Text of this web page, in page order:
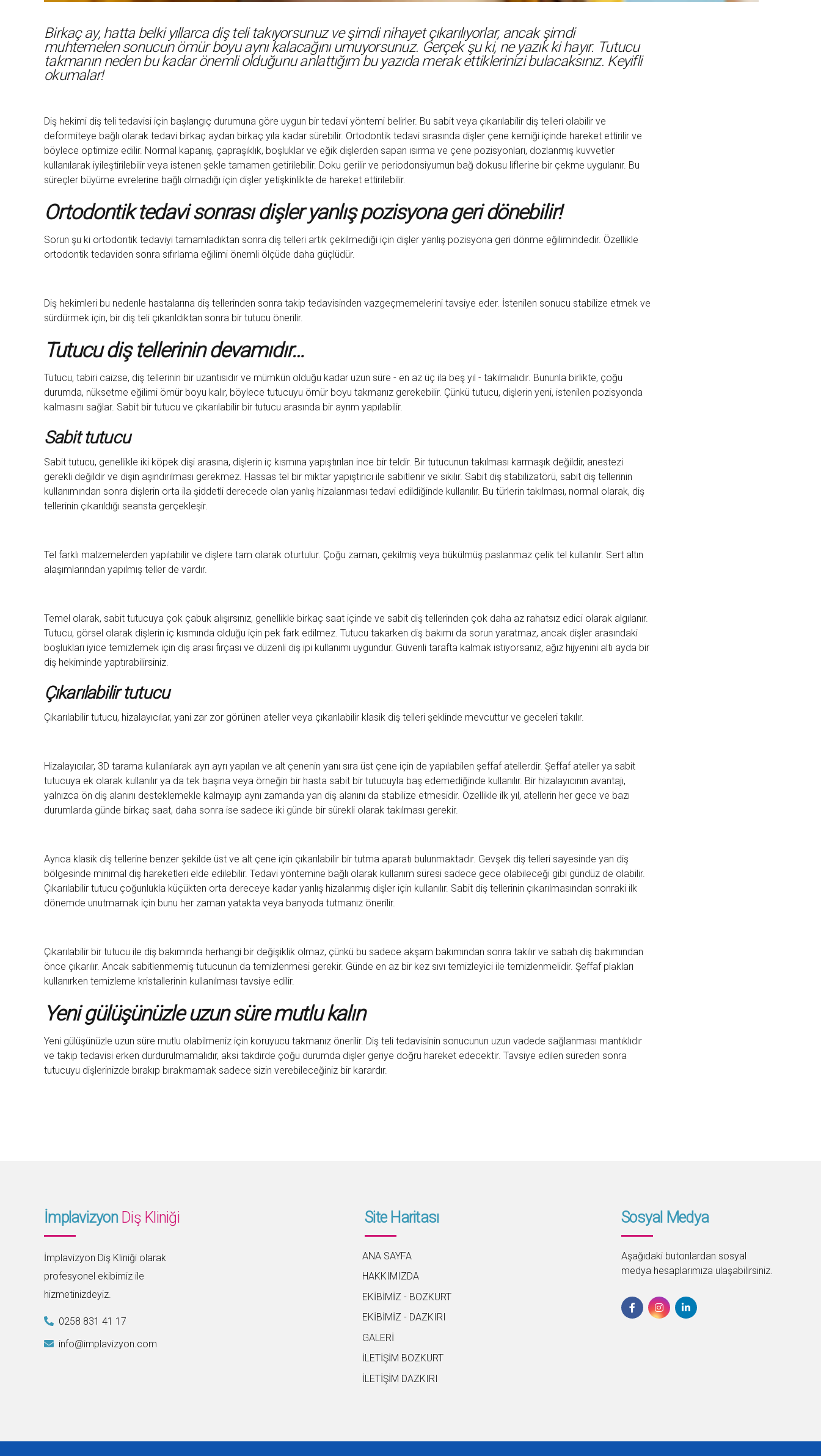
Birkaç ay, hatta belki yıllarca diş teli takıyorsunuz ve şimdi nihayet çıkarılıyorlar, ancak şimdi
muhtemelen sonucun ömür boyu aynı kalacağını umuyorsunuz. Gerçek şu ki, ne yazık ki hayır. Tutucu
takmanın neden bu kadar önemli olduğunu anlattığım bu yazıda merak ettiklerinizi bulacaksınız. Keyifli
okumalar!
Diş hekimi diş teli tedavisi için başlangıç ​​durumuna göre uygun bir tedavi yöntemi belirler. Bu sabit veya çıkarılabilir diş telleri olabilir ve
deformiteye bağlı olarak tedavi birkaç aydan birkaç yıla kadar sürebilir. Ortodontik tedavi sırasında dişler çene kemiği içinde hareket ettirilir ve
böylece optimize edilir. Normal kapanış, çapraşıklık, boşluklar ve eğik dişlerden sapan ısırma ve çene pozisyonları, dozlanmış kuvvetler
kullanılarak iyileştirilebilir veya istenen şekle tamamen getirilebilir. Doku gerilir ve periodonsiyumun bağ dokusu liflerine bir çekme uygulanır. Bu
süreçler büyüme evrelerine bağlı olmadığı için dişler yetişkinlikte de hareket ettirilebilir.
Ortodontik tedavi sonrası dişler yanlış pozisyona geri dönebilir!
Sorun şu ki ortodontik tedaviyi tamamladıktan sonra diş telleri artık çekilmediği için dişler yanlış pozisyona geri dönme eğilimindedir. Özellikle
ortodontik tedaviden sonra sıfırlama eğilimi önemli ölçüde daha güçlüdür.
Diş hekimleri bu nedenle hastalarına diş tellerinden sonra takip tedavisinden vazgeçmemelerini tavsiye eder. İstenilen sonucu stabilize etmek ve
sürdürmek için, bir diş teli çıkarıldıktan sonra bir tutucu önerilir.
Tutucu diş tellerinin devamıdır…
Tutucu, tabiri caizse, diş tellerinin bir uzantısıdır ve mümkün olduğu kadar uzun süre - en az üç ila beş yıl - takılmalıdır. Bununla birlikte, çoğu
durumda, nüksetme eğilimi ömür boyu kalır, böylece tutucuyu ömür boyu takmanız gerekebilir. Çünkü tutucu, dişlerin yeni, istenilen pozisyonda
kalmasını sağlar. Sabit bir tutucu ve çıkarılabilir bir tutucu arasında bir ayrım yapılabilir.
Sabit tutucu
Sabit tutucu, genellikle iki köpek dişi arasına, dişlerin iç kısmına yapıştırılan ince bir teldir. Bir tutucunun takılması karmaşık değildir, anestezi
gerekli değildir ve dişin aşındırılması gerekmez. Hassas tel bir miktar yapıştırıcı ile sabitlenir ve sıkılır. Sabit diş stabilizatörü, sabit diş tellerinin
kullanımından sonra dişlerin orta ila şiddetli derecede olan yanlış hizalanması tedavi edildiğinde kullanılır. Bu türlerin takılması, normal olarak, diş
tellerinin çıkarıldığı seansta gerçekleşir.
Tel farklı malzemelerden yapılabilir ve dişlere tam olarak oturtulur. Çoğu zaman, çekilmiş veya bükülmüş paslanmaz çelik tel kullanılır. Sert altın
alaşımlarından yapılmış teller de vardır.
Temel olarak, sabit tutucuya çok çabuk alışırsınız, genellikle birkaç saat içinde ve sabit diş tellerinden çok daha az rahatsız edici olarak algılanır.
Tutucu, görsel olarak dişlerin iç kısmında olduğu için pek fark edilmez. Tutucu takarken diş bakımı da sorun yaratmaz, ancak dişler arasındaki
boşlukları iyice temizlemek için diş arası fırçası ve düzenli diş ipi kullanımı uygundur. Güvenli tarafta kalmak istiyorsanız, ağız hijyenini altı ayda bir
diş hekiminde yaptırabilirsiniz.
Çıkarılabilir tutucu
Çıkarılabilir tutucu, hizalayıcılar, yani zar zor görünen ateller veya çıkarılabilir klasik diş telleri şeklinde mevcuttur ve geceleri takılır.
Hizalayıcılar, 3D tarama kullanılarak ayrı ayrı yapılan ve alt çenenin yanı sıra üst çene için de yapılabilen şeffaf atellerdir. Şeffaf ateller ya sabit
tutucuya ek olarak kullanılır ya da tek başına veya örneğin bir hasta sabit bir tutucuyla baş edemediğinde kullanılır. Bir hizalayıcının avantajı,
yalnızca ön diş alanını desteklemekle kalmayıp aynı zamanda yan diş alanını da stabilize etmesidir. Özellikle ilk yıl, atellerin her gece ve bazı
durumlarda günde birkaç saat, daha sonra ise sadece iki günde bir sürekli olarak takılması gerekir.
Ayrıca klasik diş tellerine benzer şekilde üst ve alt çene için çıkarılabilir bir tutma aparatı bulunmaktadır. Gevşek diş telleri sayesinde yan diş
bölgesinde minimal diş hareketleri elde edilebilir. Tedavi yöntemine bağlı olarak kullanım süresi sadece gece olabileceği gibi gündüz de olabilir.
Çıkarılabilir tutucu çoğunlukla küçükten orta dereceye kadar yanlış hizalanmış dişler için kullanılır. Sabit diş tellerinin çıkarılmasından sonraki ilk
dönemde unutmamak için bunu her zaman yatakta veya banyoda tutmanız önerilir.
Çıkarılabilir bir tutucu ile diş bakımında herhangi bir değişiklik olmaz, çünkü bu sadece akşam bakımından sonra takılır ve sabah diş bakımından
önce çıkarılır. Ancak sabitlenmemiş tutucunun da temizlenmesi gerekir. Günde en az bir kez sıvı temizleyici ile temizlenmelidir. Şeffaf plakları
kullanırken temizleme kristallerinin kullanılması tavsiye edilir.
Yeni gülüşünüzle uzun süre mutlu kalın
Yeni gülüşünüzle uzun süre mutlu olabilmeniz için koruyucu takmanız önerilir. Diş teli tedavisinin sonucunun uzun vadede sağlanması mantıklıdır
ve takip tedavisi erken durdurulmamalıdır, aksi takdirde çoğu durumda dişler geriye doğru hareket edecektir. Tavsiye edilen süreden sonra
tutucuyu dişlerinizde bırakıp bırakmamak sadece sizin verebileceğiniz bir karardır.
İmplavizyon Diş Kliniği
İmplavizyon Diş Kliniği olarak
profesyonel ekibimiz ile
hizmetinizdeyiz.
0258 831 41 17
info@implavizyon.com
Site Haritası
ANA SAYFA
HAKKIMIZDA
EKİBİMİZ - BOZKURT
EKİBİMİZ - DAZKIRI
GALERİ
İLETİŞİM BOZKURT
İLETİŞİM DAZKIRI
Sosyal Medya
Aşağıdaki butonlardan sosyal
medya hesaplarımıza ulaşabilirsiniz.